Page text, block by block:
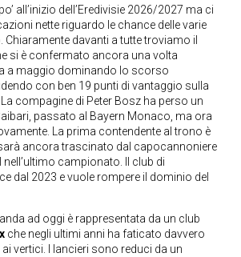
all’inizio dell’Eredivisie 2026/2027 ma ci
nette riguardo le chance delle varie
Chiaramente davanti a tutte troviamo il
si è confermato ancora una volta
a maggio dominando lo scorso
con ben 19 punti di vantaggio sulla
compagine di Peter Bosz ha perso un
passato al Bayern Monaco, ma ora
La prima contendente al trono è
ancora trascinato dal capocannoniere
nell’ultimo campionato. Il club di
dal 2023 e vuole rompere il dominio del
ad oggi è rappresentata da un club
che negli ultimi anni ha faticato davvero
vertici. I lancieri sono reduci da un